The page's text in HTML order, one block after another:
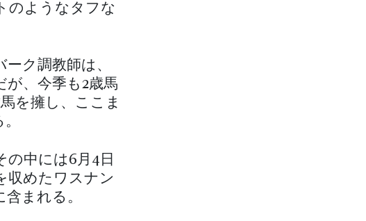
のようなタフな
ク調教師は、
が、今季も2歳馬
を擁し、ここま
の中には6月4日
収めたワスナン
まれる。